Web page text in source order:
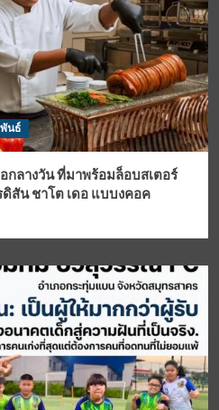
นธ์
ลางวัน ที่มาพร้อมล็อบสเตอร์
ดิสัน ชาโต เดอ แบบงคอค